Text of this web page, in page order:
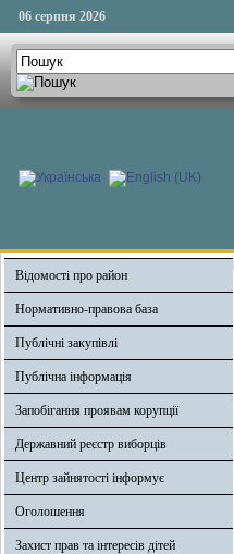
06 серпня 2026
Відомості про район
Нормативно-правова база
Публічні закупівлі
Публічна інформація
Запобігання проявам корупції
Державний реєстр виборців
Центр зайнятості інформує
Оголошення
Захист прав та інтересів дітей